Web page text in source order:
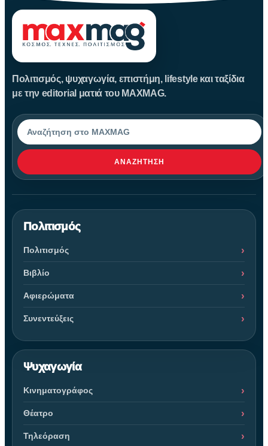
Πολιτισμός, ψυχαγωγία, επιστήμη, lifestyle και ταξίδια
με την editorial ματιά του MAXMAG.
Αναζήτηση
ΑΝΑΖΉΤΗΣΗ
Πολιτισμός
Πολιτισμός
Βιβλίο
Αφιερώματα
Συνεντεύξεις
Ψυχαγωγία
Κινηματογράφος
Θέατρο
Τηλεόραση